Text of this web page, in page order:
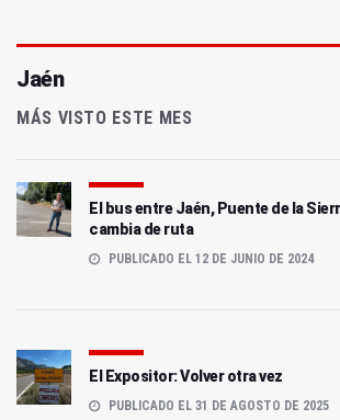
Jaén
MÁS VISTO ESTE MES
El bus entre Jaén, Puente de la
cambia de ruta
PUBLICADO EL 12 DE JUNIO DE 2024
El Expositor: Volver otra vez
PUBLICADO EL 31 DE AGOSTO DE 2025